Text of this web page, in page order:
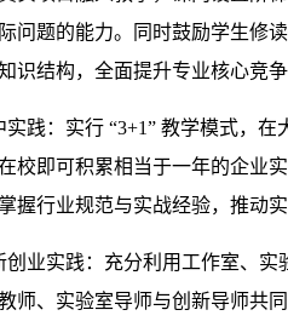
问题的能力。同时鼓励学生修
识结构，全面提升专业核心竞争
实践：实行 “3+1” 教学模式，在
校即可积累相当于一年的企业
握行业规范与实战经验，推动实
创业实践：充分利用工作室、实
师、实验室导师与创新导师共